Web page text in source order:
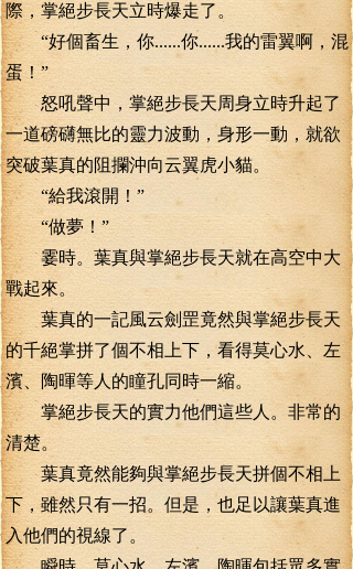
際，掌絕步長天立時爆走了。
“好個畜生，你......你......我的雷翼啊，混
蛋！”
怒吼聲中，掌絕步長天周身立時升起了
一道磅礴無比的靈力波動，身形一動，就欲
突破葉真的阻攔沖向云翼虎小貓。
“給我滾開！”
“做夢！”
霎時。葉真與掌絕步長天就在高空中大
戰起來。
葉真的一記風云劍罡竟然與掌絕步長天
的千絕掌拼了個不相上下，看得莫心水、左
濱、陶暉等人的瞳孔同時一縮。
掌絕步長天的實力他們這些人。非常的
清楚。
葉真竟然能夠與掌絕步長天拼個不相上
下，雖然只有一招。但是，也足以讓葉真進
入他們的視線了。